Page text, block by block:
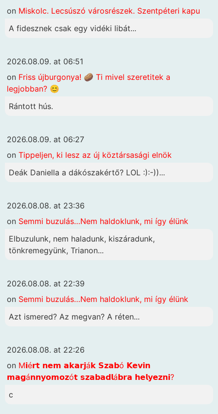
on Miskolc. Lecsúszó városrészek. Szentpéteri kapu
A fidesznek csak egy vidéki libát...
2026.08.09. at 06:51
on Friss újburgonya! 🥔 Ti mivel szeretitek a
legjobban? 😊
Rántott hús.
2026.08.09. at 06:27
on Tippeljen, ki lesz az új köztársasági elnök
Deák Daniella a dákószakértő? LOL :):-))...
2026.08.08. at 23:36
on Semmi buzulás…Nem haldoklunk, mi így élünk
Elbuzulunk, nem haladunk, kiszáradunk,
tönkremegyünk, Trianon...
2026.08.08. at 22:39
on Semmi buzulás…Nem haldoklunk, mi így élünk
Azt ismered? Az megvan? A réten...
2026.08.08. at 22:26
on M𝗶é𝗿𝘁 𝗻𝗲𝗺 𝗮𝗸𝗮𝗿𝗷á𝗸 𝗦𝘇𝗮𝗯ó 𝗞𝗲𝘃𝗶𝗻
𝗺𝗮𝗴á𝗻𝗻𝘆𝗼𝗺𝗼𝘇ó𝘁 𝘀𝘇𝗮𝗯𝗮𝗱𝗹á𝗯𝗿𝗮 𝗵𝗲𝗹𝘆𝗲𝘇𝗻𝗶?
c